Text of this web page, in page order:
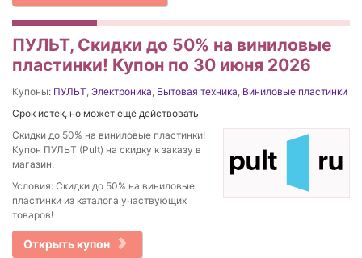
ПУЛЬТ, Скидки до 50% на виниловые
пластинки! Купон по 30 июня 2026
Купоны: ПУЛЬТ Электроника Бытовая техника Виниловые пластинки
Срок истек, но может ещё действовать
Скидки до 50% на виниловые пластинки!
Купон ПУЛЬТ (Pult) на скидку к заказу в
магазин.
Условия: Скидки до 50% на виниловые
пластинки из каталога участвующих
товаров!
Открыть купон